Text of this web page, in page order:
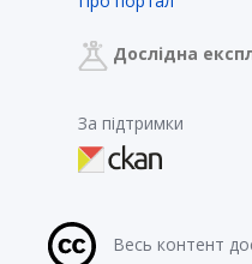
Дослідна
За підтримки
Весь контент